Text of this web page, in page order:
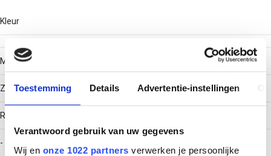
Toestemming Details Advertentie-instellingen
Verantwoord gebruik van uw gegevens
Wij en onze 1022 partners verwerken je persoonlijke
Kleur
Model
Zonder verbinder
RAL-nummer
-